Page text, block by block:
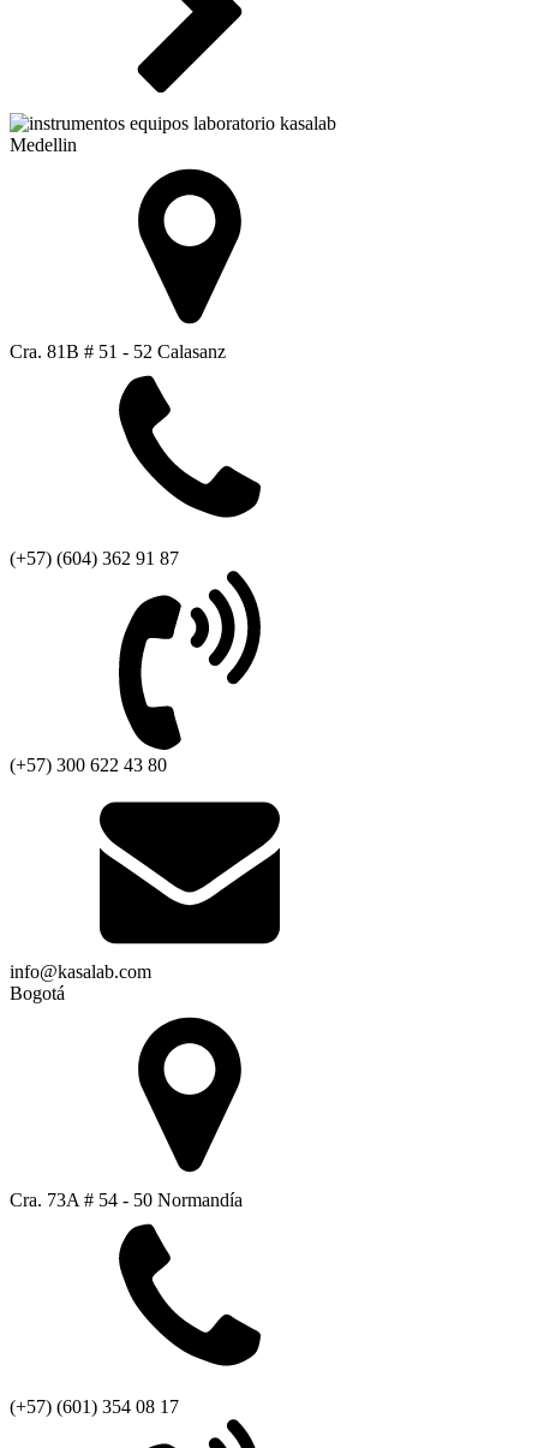
Medellin
Cra. 81B # 51 - 52 Calasanz
(+57) (604) 362 91 87
(+57) 300 622 43 80
info@kasalab.com
Bogotá
Cra. 73A # 54 - 50 Normandía
(+57) (601) 354 08 17